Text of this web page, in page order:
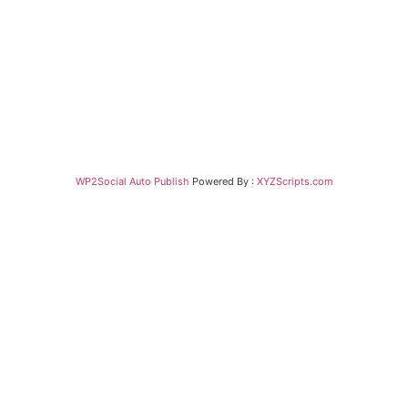
WP2Social Auto Publish Powered By : XYZScripts.com